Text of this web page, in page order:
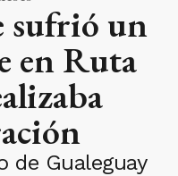
sufrió un
en Ruta
de Gualeguay